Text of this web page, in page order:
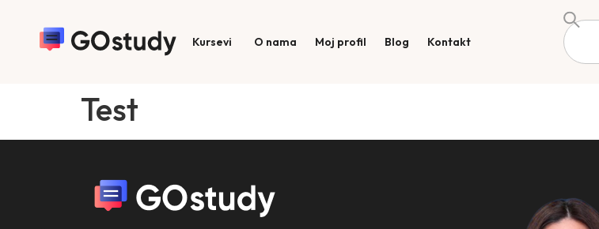
Kursevi O nama Moj profil Blog Kontakt
Test